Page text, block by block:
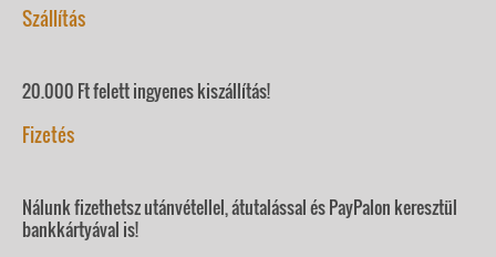
Szállítás
20.000 Ft felett ingyenes kiszállítás!
Fizetés
Nálunk fizethetsz utánvétellel, átutalással és PayPalon keresztül
bankkártyával is!